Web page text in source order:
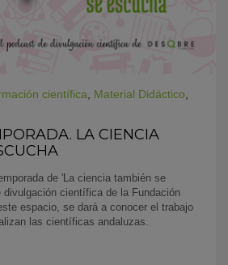
científica, Material Didáctico,
LA CIENCIA
de 'La ciencia también se
científica de la Fundación
espacio, se dará a conocer el trabajo
las científicas andaluzas.